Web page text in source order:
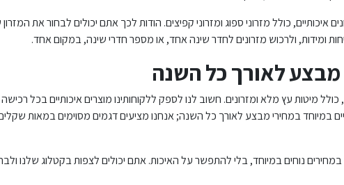
כולל מזרוני ספוג ומזרוני קפיצים. הודות לכך אתם יכולים לבחור את
ומידות, ולרכוש מזרונים לחדר שינה אחד, או מספר חדרי שינה, במקום אחד.
מבצע לאורך כל השנה
מיטות עץ מלא ומזרונים. חשוב לנו לספק ללקוחותינו מוצרים איכותיים בכל
במיוחד במחירי מבצע לאורך כל השנה; אנחנו מציעים דגמים מסוימים במאות
נוחים במיוחד, בלי להתפשר על האיכות. אתם יכולים לצפות בקטלוג שלנו